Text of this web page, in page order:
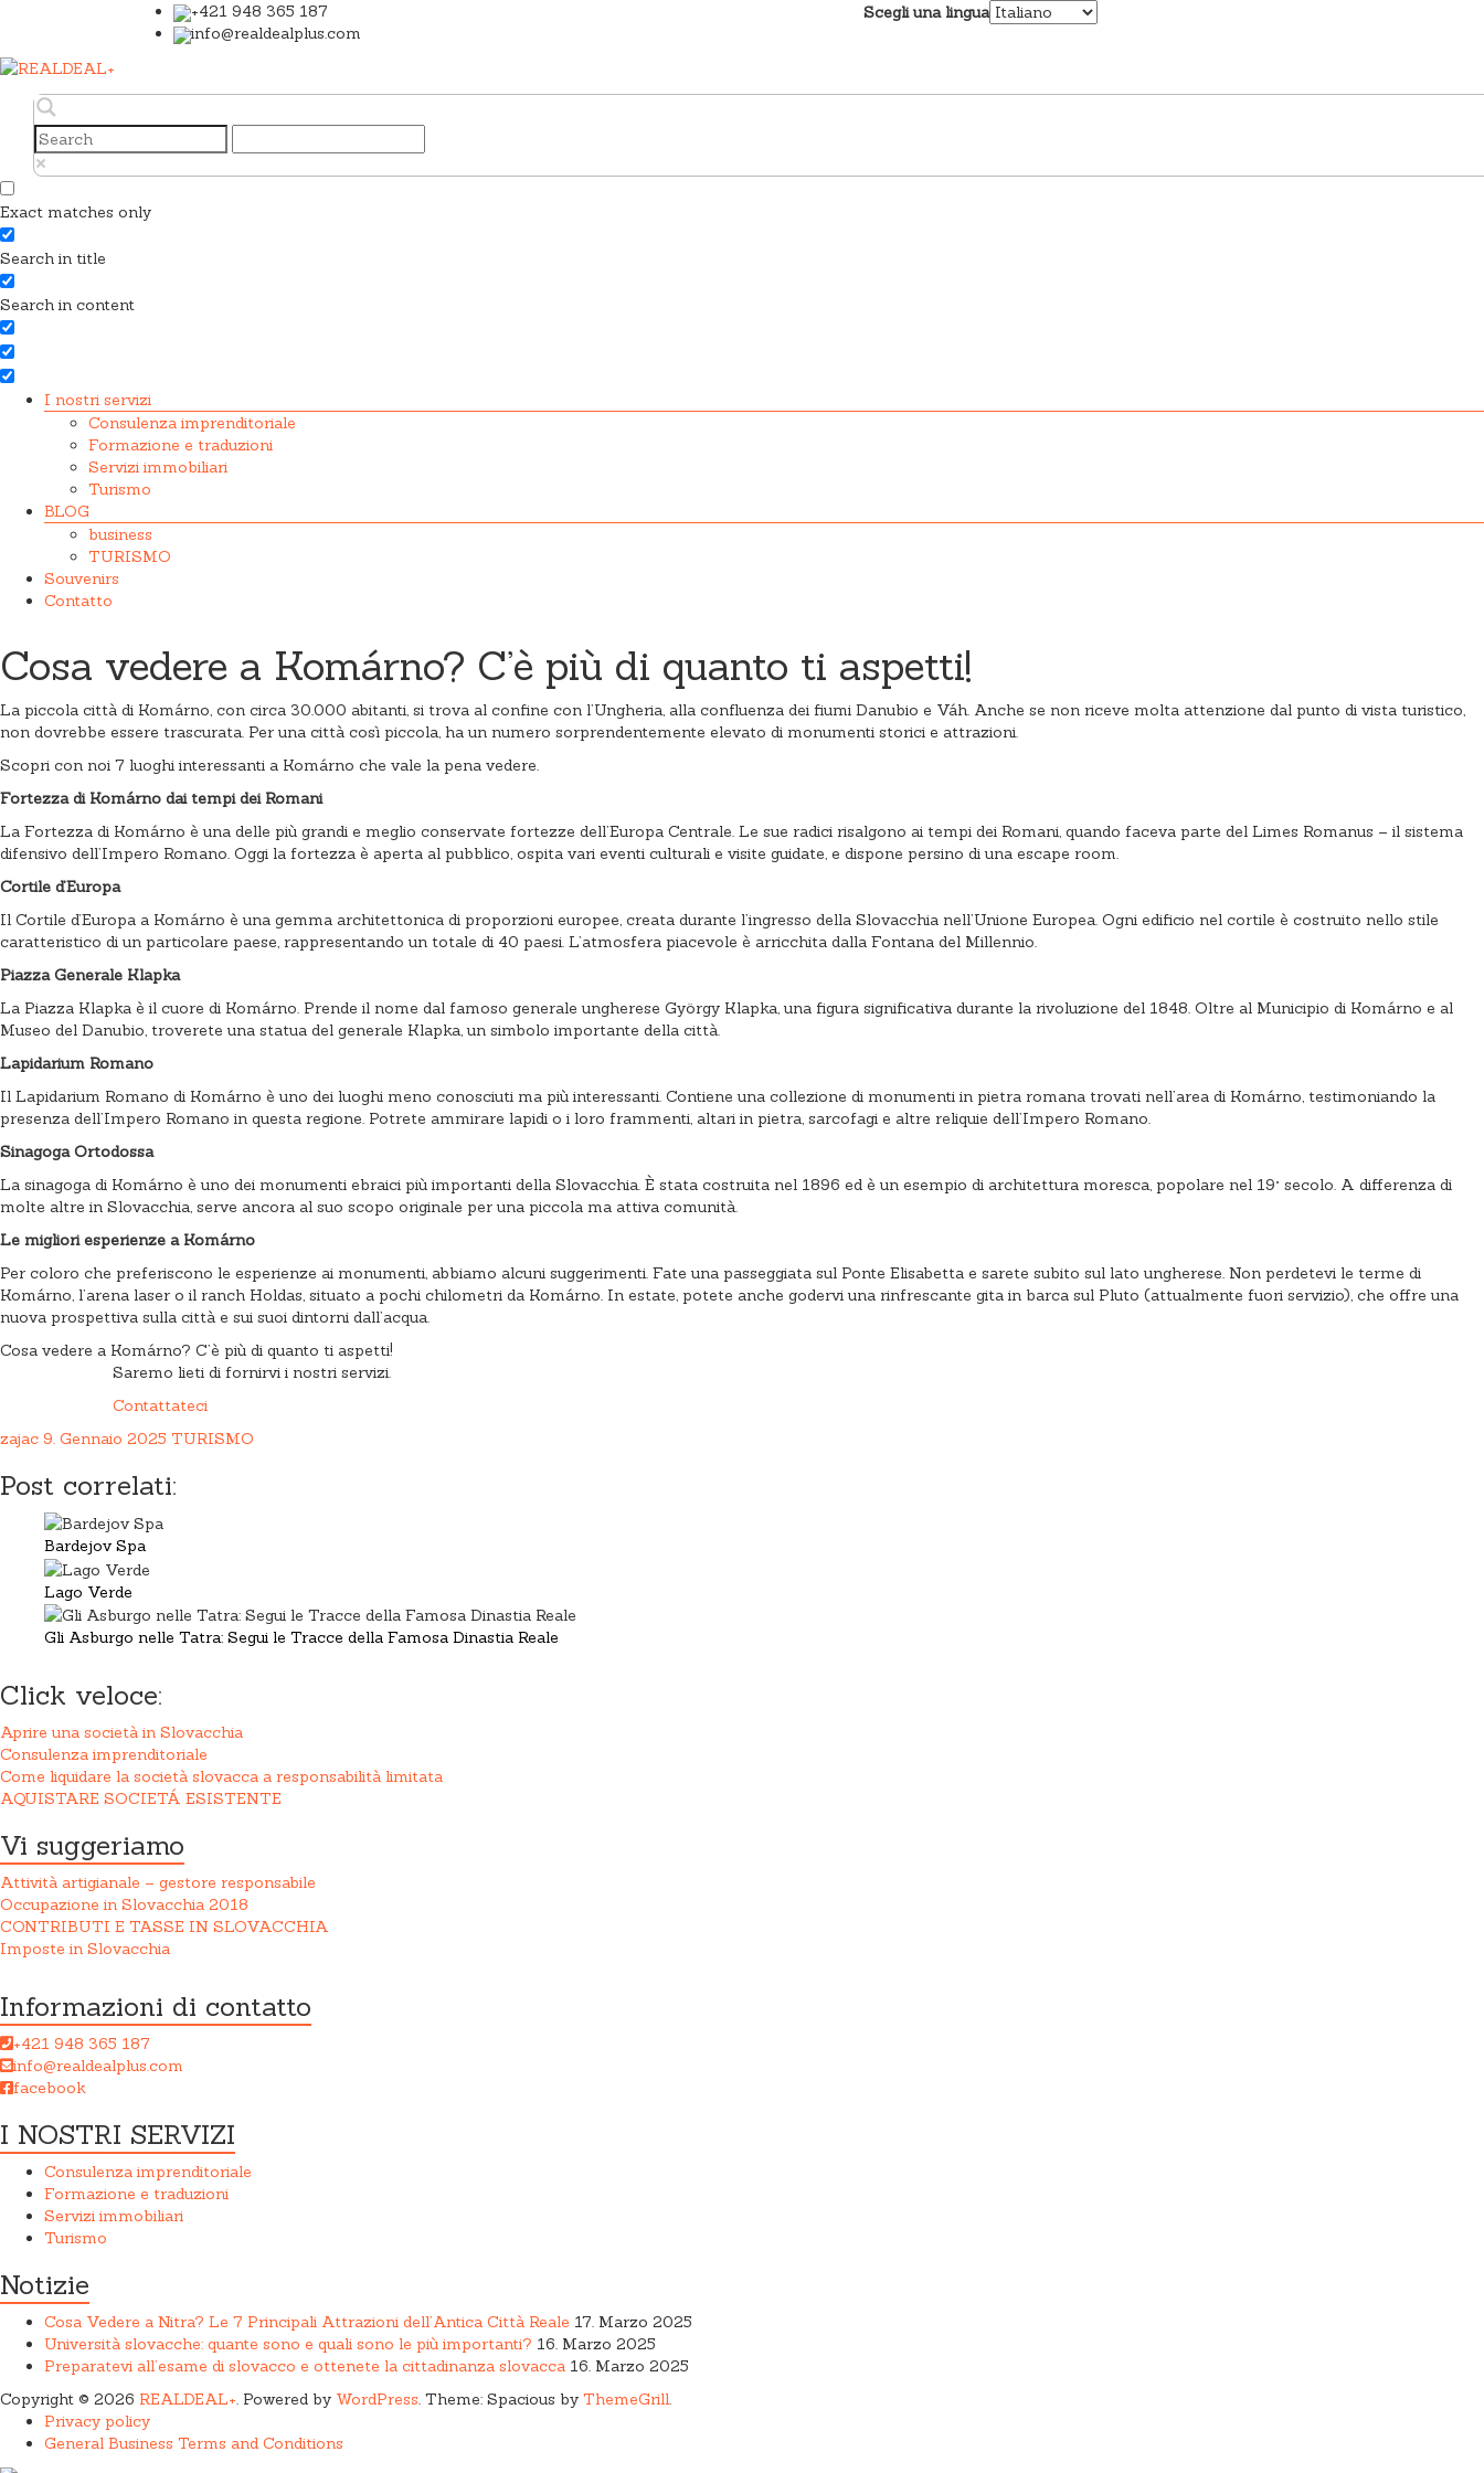
+421 948 365 187
info@realdealplus.com
Scegli una lingua
Exact matches only
Search in title
Search in content
I nostri servizi
Consulenza imprenditoriale
Formazione e traduzioni
Servizi immobiliari
Turismo
BLOG
business
TURISMO
Souvenirs
Contatto
Cosa vedere a Komárno? C’è più di quanto ti aspetti!
La piccola città di Komárno, con circa 30.000 abitanti, si trova al confine con l’Ungheria, alla confluenza dei fiumi Danubio e Váh. Anche se non riceve molta attenzione dal punto di vista turistico,
non dovrebbe essere trascurata. Per una città così piccola, ha un numero sorprendentemente elevato di monumenti storici e attrazioni.
Scopri con noi 7 luoghi interessanti a Komárno che vale la pena vedere.
Fortezza di Komárno dai tempi dei Romani
La Fortezza di Komárno è una delle più grandi e meglio conservate fortezze dell’Europa Centrale. Le sue radici risalgono ai tempi dei Romani, quando faceva parte del Limes Romanus – il sistema
difensivo dell’Impero Romano. Oggi la fortezza è aperta al pubblico, ospita vari eventi culturali e visite guidate, e dispone persino di una escape room.
Cortile d’Europa
Il Cortile d’Europa a Komárno è una gemma architettonica di proporzioni europee, creata durante l’ingresso della Slovacchia nell’Unione Europea. Ogni edificio nel cortile è costruito nello stile
caratteristico di un particolare paese, rappresentando un totale di 40 paesi. L’atmosfera piacevole è arricchita dalla Fontana del Millennio.
Piazza Generale Klapka
La Piazza Klapka è il cuore di Komárno. Prende il nome dal famoso generale ungherese György Klapka, una figura significativa durante la rivoluzione del 1848. Oltre al Municipio di Komárno e al
Museo del Danubio, troverete una statua del generale Klapka, un simbolo importante della città.
Lapidarium Romano
Il Lapidarium Romano di Komárno è uno dei luoghi meno conosciuti ma più interessanti. Contiene una collezione di monumenti in pietra romana trovati nell’area di Komárno, testimoniando la
presenza dell’Impero Romano in questa regione. Potrete ammirare lapidi o i loro frammenti, altari in pietra, sarcofagi e altre reliquie dell’Impero Romano.
Sinagoga Ortodossa
La sinagoga di Komárno è uno dei monumenti ebraici più importanti della Slovacchia. È stata costruita nel 1896 ed è un esempio di architettura moresca, popolare nel 19° secolo. A differenza di
molte altre in Slovacchia, serve ancora al suo scopo originale per una piccola ma attiva comunità.
Le migliori esperienze a Komárno
Per coloro che preferiscono le esperienze ai monumenti, abbiamo alcuni suggerimenti. Fate una passeggiata sul Ponte Elisabetta e sarete subito sul lato ungherese. Non perdetevi le terme di
Komárno, l’arena laser o il ranch Holdas, situato a pochi chilometri da Komárno. In estate, potete anche godervi una rinfrescante gita in barca sul Pluto (attualmente fuori servizio), che offre una
nuova prospettiva sulla città e sui suoi dintorni dall’acqua.
Cosa vedere a Komárno? C’è più di quanto ti aspetti!
Saremo lieti di fornirvi i nostri servizi.
Contattateci
zajac 9. Gennaio 2025 TURISMO
Post correlati:
Bardejov Spa
Lago Verde
Gli Asburgo nelle Tatra: Segui le Tracce della Famosa Dinastia Reale
Click veloce:
Aprire una società in Slovacchia
Consulenza imprenditoriale
Come liquidare la società slovacca a responsabilità limitata
AQUISTARE SOCIETÁ ESISTENTE
Vi suggeriamo
Attività artigianale – gestore responsabile
Occupazione in Slovacchia 2018
CONTRIBUTI E TASSE IN SLOVACCHIA
Imposte in Slovacchia
Informazioni di contatto
+421 948 365 187
info@realdealplus.com
facebook
I NOSTRI SERVIZI
Consulenza imprenditoriale
Formazione e traduzioni
Servizi immobiliari
Turismo
Notizie
Cosa Vedere a Nitra? Le 7 Principali Attrazioni dell’Antica Città Reale 17. Marzo 2025
Università slovacche: quante sono e quali sono le più importanti? 16. Marzo 2025
Preparatevi all’esame di slovacco e ottenete la cittadinanza slovacca 16. Marzo 2025
Copyright © 2026 REALDEAL+. Powered by WordPress. Theme: Spacious by ThemeGrill.
Privacy policy
General Business Terms and Conditions